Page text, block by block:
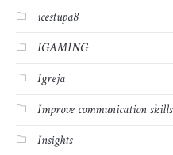
icestupa8
IGAMING
Igreja
Improve communication skills
Insights